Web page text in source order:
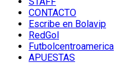
CONTACTO
Escribe en Bolavip
RedGol
Futbolcentroamerica
APUESTAS